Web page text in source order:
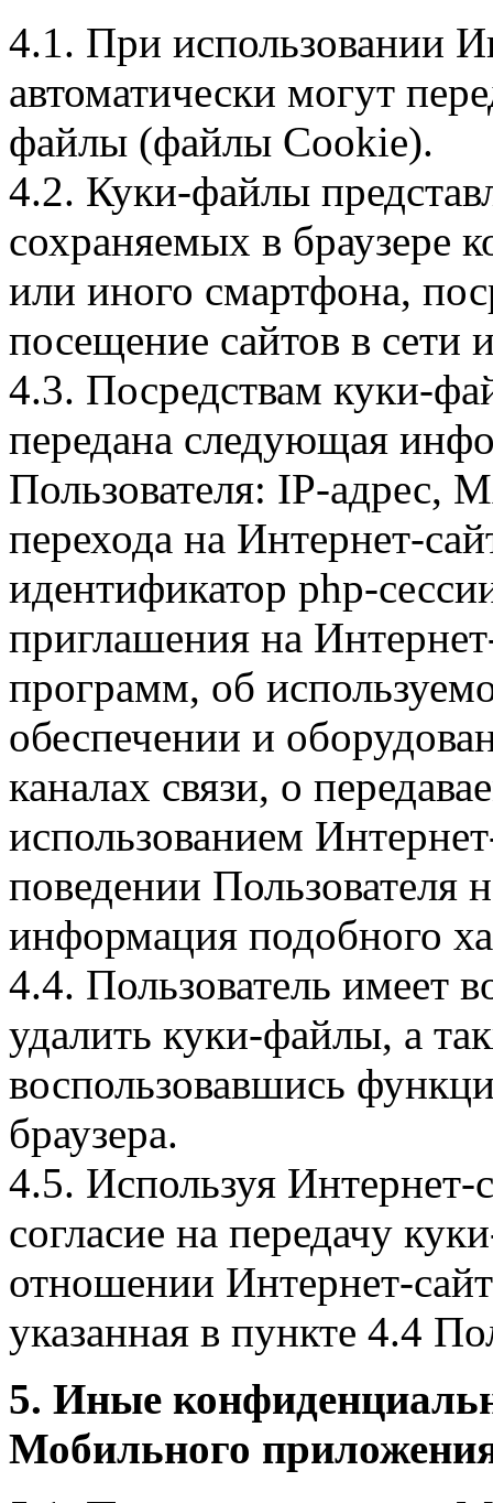
4.1. При использовании
автоматически могут
файлы (файлы Cookie).
4.2. Куки-файлы
сохраняемых в браузере
или иного смартфона,
посещение сайтов в сети
4.3. Посредствам куки-
передана следующая
Пользователя: IP-адрес,
перехода на Интернет-
идентификатор php-
приглашения на
программ, об
обеспечении и
каналах связи, о
использованием
поведении Пользователя
информация подобного
4.4. Пользователь имеет
удалить куки-файлы, а
воспользовавшись
браузера.
4.5. Используя Интернет-
согласие на передачу
отношении Интернет-
указанная в пункте 4.4
5. Иные
Мобильного